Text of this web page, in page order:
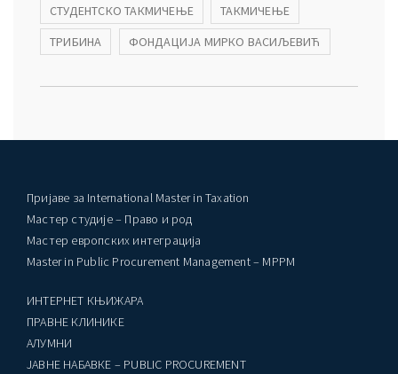
СТУДЕНТСКО ТАКМИЧЕЊЕ
ТАКМИЧЕЊЕ
ТРИБИНА
ФОНДАЦИЈА МИРКО ВАСИЉЕВИЋ
Пријаве за International Master in Taxation
Мастер студије – Право и род
Мастер европских интеграција
Master in Public Procurement Management – MPPM
ИНТЕРНЕТ КЊИЖАРА
ПРАВНЕ КЛИНИКЕ
AЛУМНИ
ЈАВНЕ НАБАВКЕ – PUBLIC PROCUREMENT